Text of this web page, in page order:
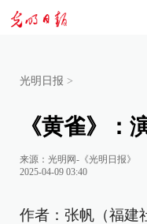
光明日报 >
《黄雀》：
来源： 光明网-《光明日报》
2025-04-09 03:40
作者：张帆（福建